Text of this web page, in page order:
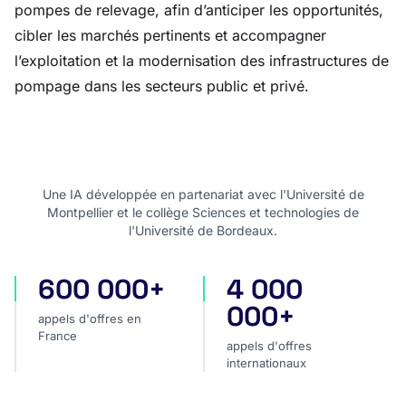
pompes de relevage, afin d’anticiper les opportunités,
cibler les marchés pertinents et accompagner
l’exploitation et la modernisation des infrastructures de
pompage dans les secteurs public et privé.
Une IA développée en partenariat avec l'Université de
Montpellier et le collège Sciences et technologies de
l'Université de Bordeaux.
appels d'offres en France
600 000+
appels d'offres en
France
appels d'offres
4 000
000+
appels d'offres
internationaux